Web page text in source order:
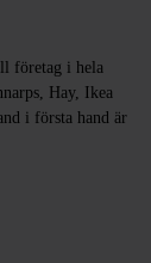
företag i hela
Hay, Ikea
i första hand är